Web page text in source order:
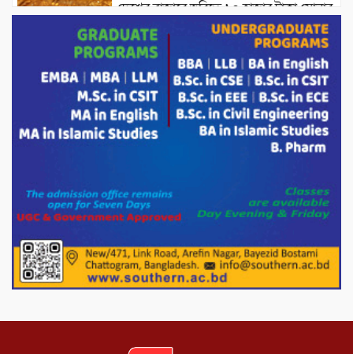
দেশের বাজারে ভরিতে ১০ হাজার টাকা সোনার
দাম বাড়ানোর ঘোষণা।
ভারপ্রাপ্ত রাষ্ট্রপতি হাফিজ উদ্দিন আহমদের
সাথে এইচটি বাংলা অনলাইন পোর্টাল ও আইপি
টিভির সম্পাদক মোঃ ইসমাইল হোসেনের
সৌজন্য সাক্ষাৎ।
পাটগ্রামে জুলাই অভ্যুত্থান দিবস উপলক্ষে
পোরশায় গণঅভ্যুত্থান দিবসে শহিদ ও জুলাই
১১ দলীয় ঐক্য পোরশা উপজেলা শাখার